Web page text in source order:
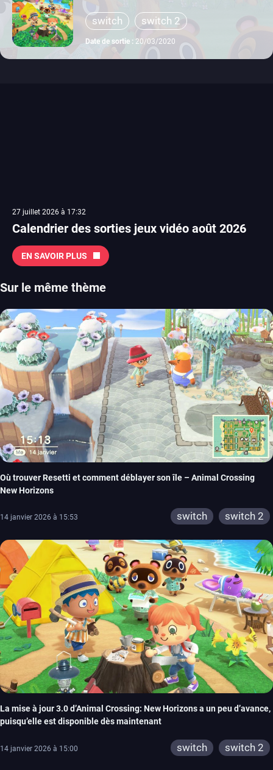
switch switch 2
Date de sortie : 20/03/2020
27 juillet 2026 à 17:32
Calendrier des sorties jeux vidéo août 2026
EN SAVOIR PLUS
Sur le même thème
Où trouver Resetti et comment déblayer son île – Animal Crossing
New Horizons
14 janvier 2026 à 15:53 switch switch 2
La mise à jour 3.0 d’Animal Crossing: New Horizons a un peu d’avance,
puisqu’elle est disponible dès maintenant
14 janvier 2026 à 15:00 switch switch 2